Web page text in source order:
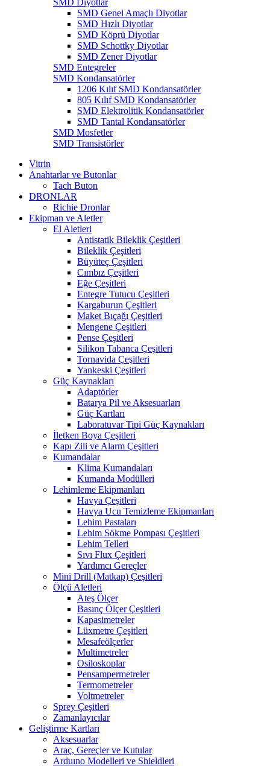
SMD Diyotlar
SMD Genel Amaçlı Diyotlar
SMD Hızlı Diyotlar
SMD Köprü Diyotlar
SMD Schottky Diyotlar
SMD Zener Diyotlar
SMD Entegreler
SMD Kondansatörler
1206 Kılıf SMD Kondansatörler
805 Kılıf SMD Kondansatörler
SMD Elektrolitik Kondansatörler
SMD Tantal Kondansatörler
SMD Mosfetler
SMD Transistörler
Vitrin
Anahtarlar ve Butonlar
Tach Buton
DRONLAR
Richie Dronlar
Ekipman ve Aletler
El Aletleri
Antistatik Bileklik Çeşitleri
Bileklik Çeşitleri
Büyüteç Çeşitleri
Cımbız Çeşitleri
Eğe Çeşitleri
Entegre Tutucu Çeşitleri
Kargaburun Çeşitleri
Maket Bıçağı Çeşitleri
Mengene Çeşitleri
Pense Çeşitleri
Silikon Tabanca Çeşitleri
Tornavida Çeşitleri
Yankeski Çeşitleri
Güç Kaynakları
Adaptörler
Batarya Pil ve Aksesuarları
Güç Kartları
Laboratuvar Tipi Güç Kaynakları
İletken Boya Çeşitleri
Kapı Zili ve Alarm Çeşitleri
Kumandalar
Klima Kumandaları
Kumanda Modülleri
Lehimleme Ekipmanları
Havya Çeşitleri
Havya Ucu Temizleme Ekipmanları
Lehim Pastaları
Lehim Sökme Pompası Çeşitleri
Lehim Telleri
Sıvı Flux Çeşitleri
Yardımcı Gereçler
Mini Drill (Matkap) Çeşitleri
Ölçü Aletleri
Ateş Ölçer
Basınç Ölçer Çeşitleri
Kapasimetreler
Lüxmetre Çeşitleri
Mesafeölçerler
Multimetreler
Osiloskoplar
Pensampermetreler
Termometreler
Voltmetreler
Sprey Çeşitleri
Zamanlayıcılar
Geliştirme Kartları
Aksesuarlar
Araç, Gereçler ve Kutular
Arduıno Modelleri ve Shieldleri